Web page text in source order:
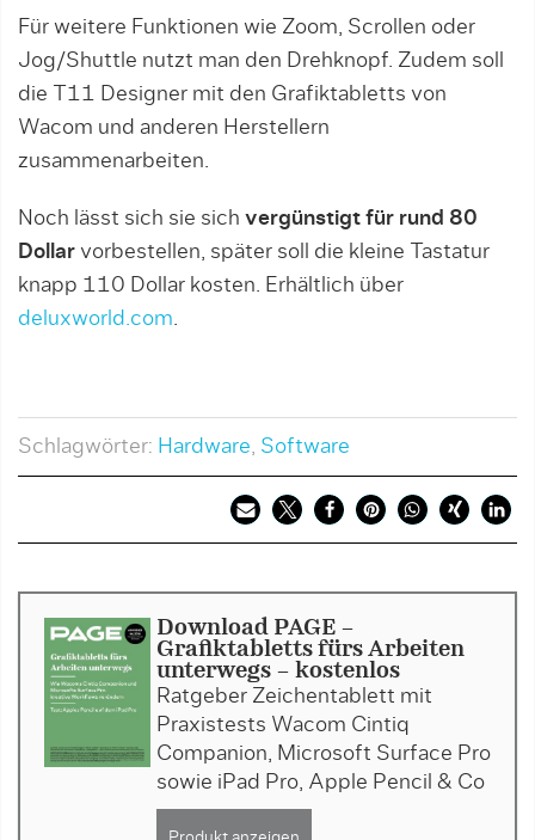
Für weitere Funktionen wie Zoom, Scrollen oder
Jog/Shuttle nutzt man den Drehknopf. Zudem soll
die T11 De­sig­ner mit den Grafiktabletts von
Wacom und anderen Herstellern
zusammenarbeiten.
Noch lässt sich sie sich vergünstigt für rund 80
Dollar vorbestellen, später soll die kleine Tastatur
knapp 110 Dollar kosten. Erhältlich über
deluxworld.com.
Schlagwörter: Hardware, Software
Download PAGE -
Grafiktabletts fürs Arbeiten
unterwegs - kostenlos
Ratgeber Zeichentablett mit
Praxistests Wacom Cintiq
Companion, Microsoft Surface Pro
sowie iPad Pro, Apple Pencil & Co